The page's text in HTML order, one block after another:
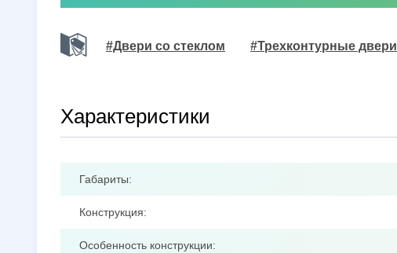
#Двери со стеклом #Трехконтурные двери
Характеристики
Габариты:
Конструкция:
Особенность конструкции: